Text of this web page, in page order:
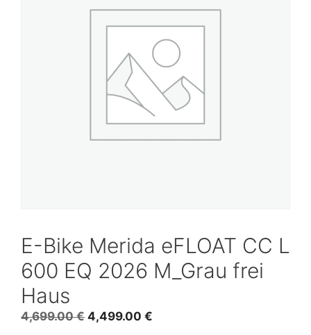
E-Bike Merida eFLOAT CC L
600 EQ 2026 M_Grau frei
Haus
4,699.00€ Ursprünglicher
4,499.00 €